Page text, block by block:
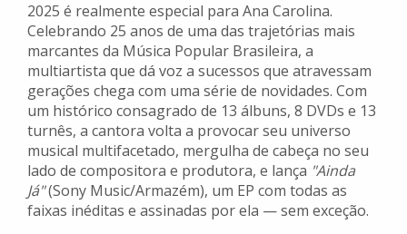
2025 é realmente especial para Ana Carolina.
Celebrando 25 anos de uma das trajetórias mais
marcantes da Música Popular Brasileira, a
multiartista que dá voz a sucessos que atravessam
gerações chega com uma série de novidades. Com
um histórico consagrado de 13 álbuns, 8 DVDs e 13
turnês, a cantora volta a provocar seu universo
musical multifacetado, mergulha de cabeça no seu
lado de compositora e produtora, e lança "Ainda
Já"(Sony Music/Armazém), um EP com todas as
faixas inéditas e assinadas por ela — sem exceção.